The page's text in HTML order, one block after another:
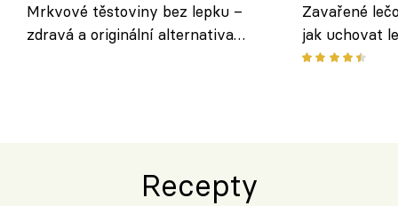
Mrkvové těstoviny bez lepku –
zdravá a originální alternativa
Zavařené
jak uchovat
Recepty